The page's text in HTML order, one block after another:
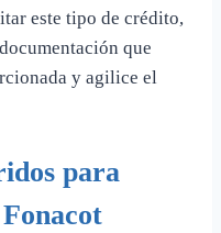
este tipo de crédito,
que
y agilice el
para